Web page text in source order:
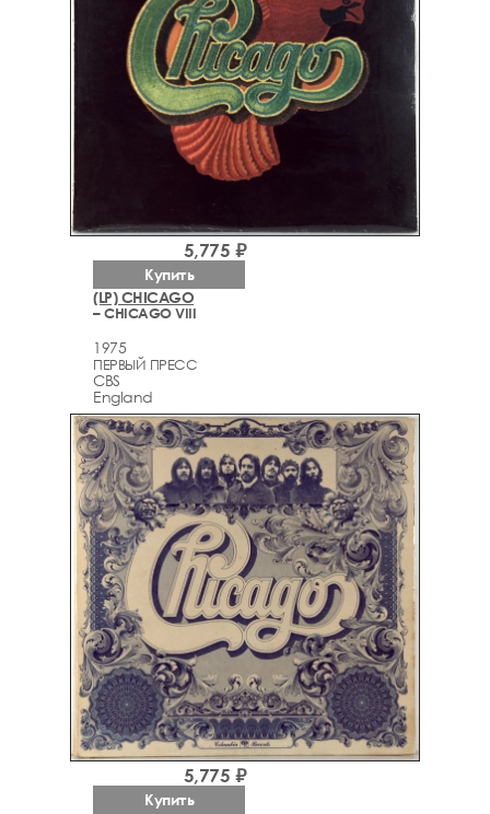
(LP) CHICAGO
– CHICAGO VIII
1975
ПЕРВЫЙ ПРЕСС
CBS
England
5,775 ₽
Купить
5,775 ₽
Купить